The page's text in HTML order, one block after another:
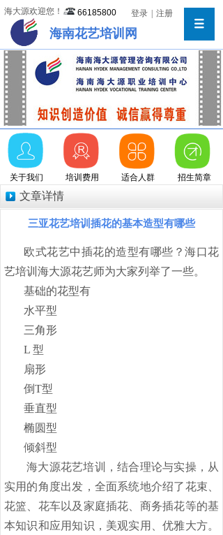
海大源欢迎您！ 66185800 登录 注册
海南花艺培训网
关于我们 培训费用 招生简章
适合人群
文章详情
三亚花艺培训插花的基本造型有哪些
欧式花艺中插花的造型有哪些？海口花
艺培训海大源花艺师为大家列举了一些。
基础的花型有
水平型
三角形
L 型
扇形
倒T型
垂直型
椭圆型
倾斜型
海大源花艺培训，结合理论与实操，从
实用的角度出发，全面系统地介绍了花束、
花篮、花车以及家庭插花、商务插花等的基
本知识和应用知识，美观实用、优雅大方。